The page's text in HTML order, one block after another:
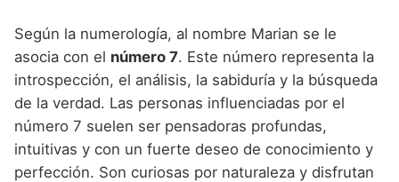
Según la numerología, al nombre Marian se le
asocia con el número 7. Este número representa la
introspección, el análisis, la sabiduría y la búsqueda
de la verdad. Las personas influenciadas por el
número 7 suelen ser pensadoras profundas,
intuitivas y con un fuerte deseo de conocimiento y
perfección. Son curiosas por naturaleza y disfrutan